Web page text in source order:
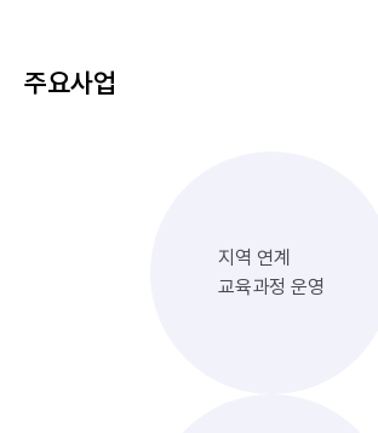
주요사업
지역 연계
교육과정 운영